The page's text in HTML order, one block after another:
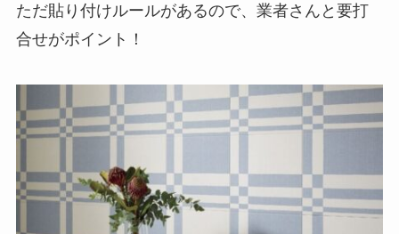
ただ貼り付けルールがあるので、業者さんと要打
合せがポイント！